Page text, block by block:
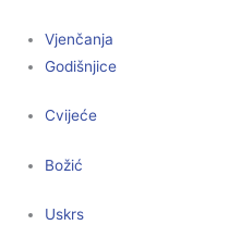
Vjenčanja
Godišnjice
Cvijeće
Božić
Uskrs